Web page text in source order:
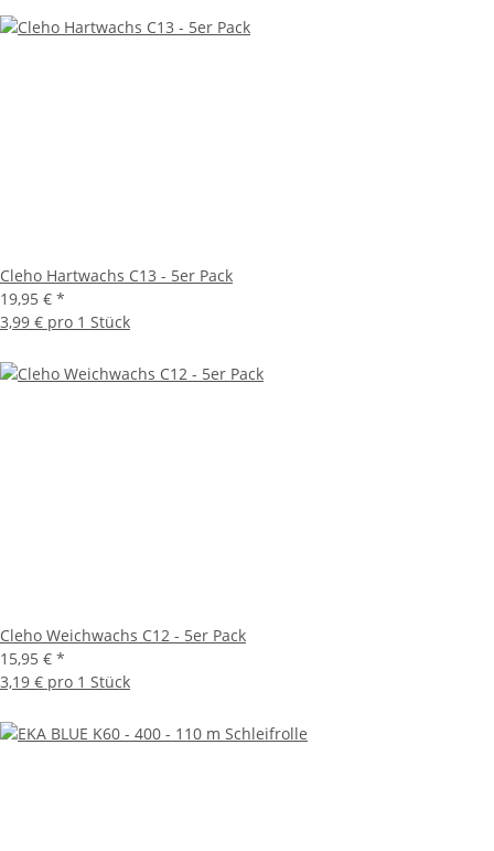
Cleho Hartwachs C13 - 5er Pack
19,95 € *
3,99 € pro 1 Stück
Cleho Weichwachs C12 - 5er Pack
15,95 € *
3,19 € pro 1 Stück